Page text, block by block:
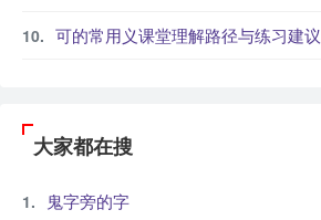
可的常用义课堂理解路径与练习建议
大家都在搜
鬼字旁的字